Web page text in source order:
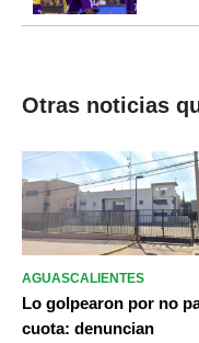
Otras noticias
AGUASCALIENTES
Lo golpearon por no
cuota: denuncian